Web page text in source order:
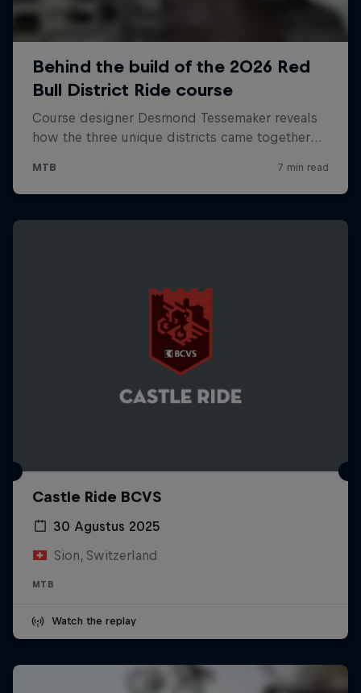
Castle Ride BCVS
30 Agustus 2025
Sion, Switzerland
MTB
Watch the replay